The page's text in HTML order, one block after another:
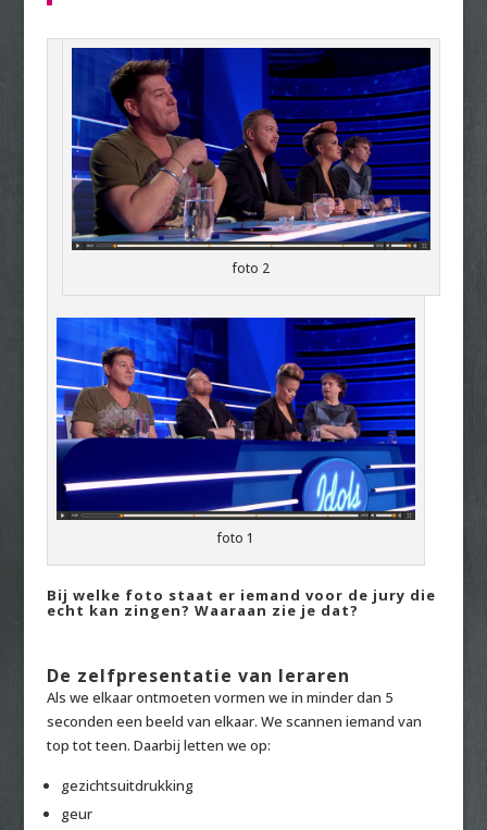
foto 2
foto 1
Bij welke foto staat er iemand voor de jury die
echt kan zingen? Waaraan zie je dat?
De zelfpresentatie van leraren
Als we elkaar ontmoeten vormen we in minder dan 5
seconden een beeld van elkaar. We scannen iemand van
top tot teen. Daarbij letten we op:
gezichtsuitdrukking
geur